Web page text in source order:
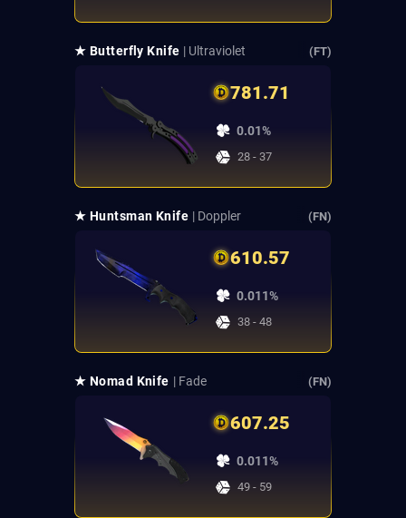
★ Butterfly Knife | Ultraviolet (FT)
781.71
0.01%
28 - 37
★ Huntsman Knife | Doppler (FN)
610.57
0.011%
38 - 48
★ Nomad Knife | Fade (FN)
607.25
0.011%
49 - 59